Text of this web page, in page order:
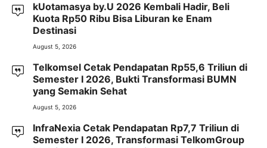
kUotamasya by.U 2026 Kembali Hadir, Beli
Kuota Rp50 Ribu Bisa Liburan ke Enam
Destinasi
August 5, 2026
Telkomsel Cetak Pendapatan Rp55,6 Triliun di
Semester I 2026, Bukti Transformasi BUMN
yang Semakin Sehat
August 5, 2026
InfraNexia Cetak Pendapatan Rp7,7 Triliun di
Semester I 2026, Transformasi TelkomGroup